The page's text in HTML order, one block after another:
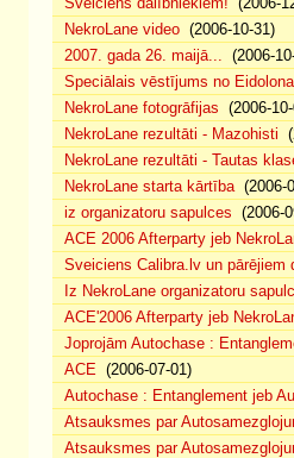
NekroLane video (2006-10-31)
2007. gada 26. maijā... (2006-
Speciālais vēstījums no Eidolona
NekroLane fotogrāfijas (2006-
NekroLane rezultāti - Mazohisti
NekroLane rezultāti - Tautas
NekroLane starta kārtība(2006-
iz organizatoru sapulces (2006-
ACE 2006 Afterparty jeb
Sveiciens Calibra.lv un pārējiem
Iz NekroLane organizatoru
ACE'2006 Afterparty jeb
Joprojām Autochase :
ACE (2006-07-01)
Autochase : Entanglement jeb
Atsauksmes par
Atsauksmes par